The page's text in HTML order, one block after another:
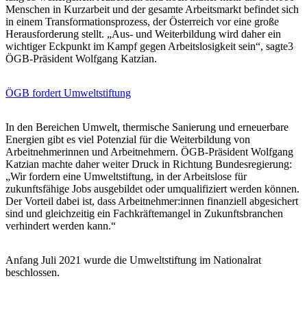
Menschen in Kurzarbeit und der gesamte Arbeitsmarkt befindet sich
in einem Transformationsprozess, der Österreich vor eine große
Herausforderung stellt. „Aus- und Weiterbildung wird daher ein
wichtiger Eckpunkt im Kampf gegen Arbeitslosigkeit sein“, sagte3
ÖGB-Präsident Wolfgang Katzian.
ÖGB fordert Umweltstiftung
In den Bereichen Umwelt, thermische Sanierung und erneuerbare
Energien gibt es viel Potenzial für die Weiterbildung von
Arbeitnehmerinnen und Arbeitnehmern. ÖGB-Präsident Wolfgang
Katzian machte daher weiter Druck in Richtung Bundesregierung:
„Wir fordern eine Umweltstiftung, in der Arbeitslose für
zukunftsfähige Jobs ausgebildet oder umqualifiziert werden können.
Der Vorteil dabei ist, dass Arbeitnehmer:innen finanziell abgesichert
sind und gleichzeitig ein Fachkräftemangel in Zukunftsbranchen
verhindert werden kann.“
Anfang Juli 2021 wurde die Umweltstiftung im Nationalrat
beschlossen.